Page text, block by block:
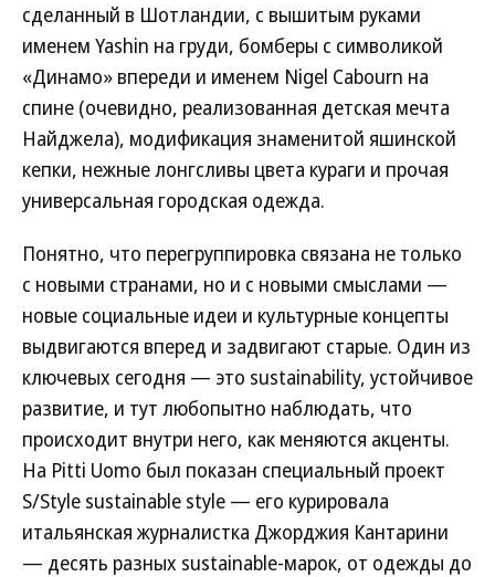
сделанный в Шотландии, с вышитым руками
именем Yashin на груди, бомберы с символикой
«Динамо» впереди и именем Nigel Cabourn на
спине (очевидно, реализованная детская мечта
Найджела), модификация знаменитой яшинской
кепки, нежные лонгсливы цвета кураги и прочая
универсальная городская одежда.
Понятно, что перегруппировка связана не только
с новыми странами, но и с новыми смыслами —
новые социальные идеи и культурные концепты
выдвигаются вперед и задвигают старые. Один из
ключевых сегодня — это sustainability, устойчивое
развитие, и тут любопытно наблюдать, что
происходит внутри него, как меняются акценты.
На Pitti Uomo был показан специальный проект
S/Style sustainable style — его курировала
итальянская журналистка Джорджия Кантарини
— десять разных sustainable-марок, от одежды до